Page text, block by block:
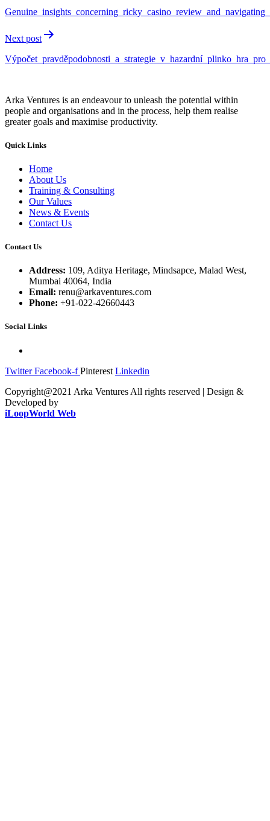
Next post
Arka Ventures is an endeavour to unleash the potential within
people and organisations and in the process, help them realise
greater goals and maximise productivity.
Quick Links
Home
About Us
Training & Consulting
Our Values
News & Events
Contact Us
Contact Us
Address: 109, Aditya Heritage, Mindsapce, Malad West,
Mumbai 40064, India
Email: renu@arkaventures.com
Phone: +91-022-42660443
Social Links
Twitter Facebook-f Pinterest Linkedin
Copyright@2021 Arka Ventures All rights reserved | Design &
Developed by
iLoopWorld Web